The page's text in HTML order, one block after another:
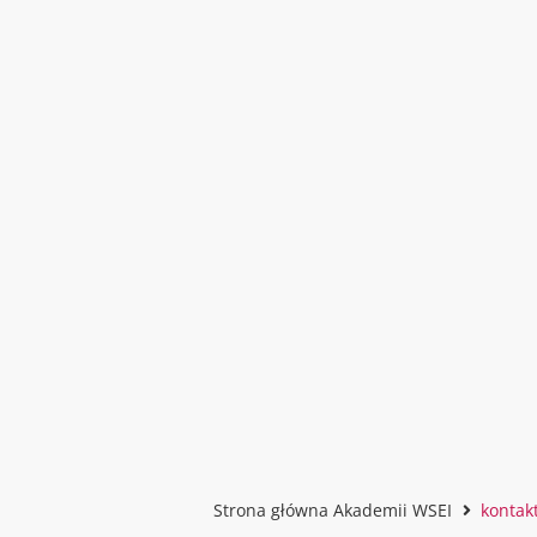
Strona główna Akademii WSEI